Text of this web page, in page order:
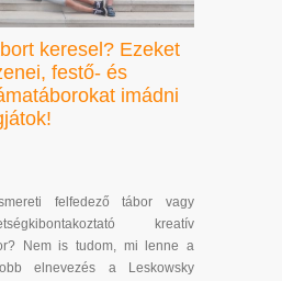
keresel? Ezeket
festő- és
imádni
felfedező tábor vagy
kreatív
Nem is tudom, mi lenne a
elnevezés a Leskowsky